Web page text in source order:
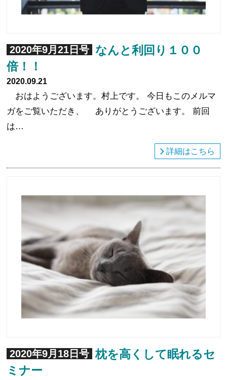
2020年9月21日号 なんと利回り１００
倍！！
2020.09.21
おはようございます。村上です。 今日もこのメルマ
ガをご覧いただき、 ありがとうございます。 前回
は…
詳細はこちら
2020年9月18日号 枕を高くして眠れるセ
ミナー